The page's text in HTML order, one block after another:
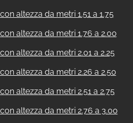
altezza da metri 1.51 a 1.75
altezza da metri 1.76 a 2.00
altezza da metri 2.01 a 2.25
altezza da metri 2.26 a 2.50
altezza da metri 2.51 a 2.75
altezza da metri 2.76 a 3.00